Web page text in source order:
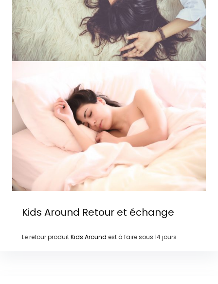
Kids Around Retour et échange
Le retour produitKids Around est à faire sous 14 jours